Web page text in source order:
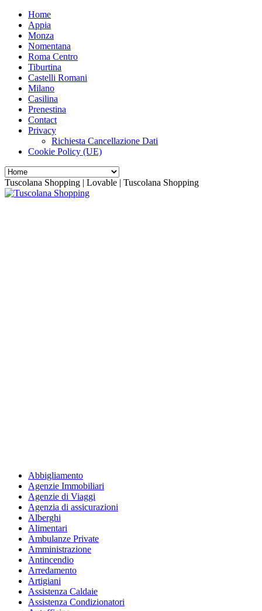
Home
Appia
Monza
Nomentana
Roma Centro
Tiburtina
Castelli Romani
Milano
Casilina
Prenestina
Contact
Privacy
Richiesta Cancellazione Dati
Cookie Policy (UE)
Tuscolana Shopping | Lovable | Tuscolana Shopping
Abbigliamento
Agenzie Immobiliari
Agenzie di Viaggi
Agenzia di assicurazioni
Alberghi
Alimentari
Ambulanze Private
Amministrazione
Antincendio
Arredamento
Artigiani
Assistenza Caldaie
Assistenza Condizionatori